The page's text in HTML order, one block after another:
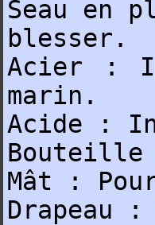
Seau en
blesser.
Acier :
marin.
Acide :
Bouteille
Mât :
Drapeau